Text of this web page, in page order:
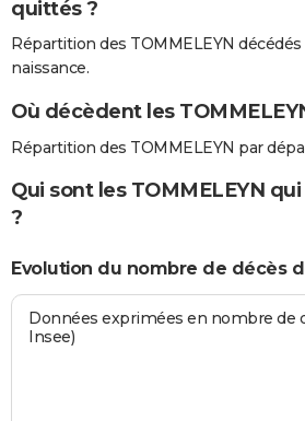
quittés ?
Répartition des TOMMELEYN
naissance.
Où décèdent les
Répartition des TOMMELEYN par
Qui sont les TOMMELEYN
?
Evolution du nombre de décès
Données exprimées en nombre de
Insee)